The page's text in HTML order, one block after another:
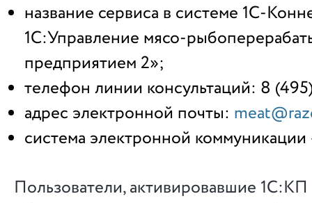
название сервиса в системе 1С-
1С:Управление мясо-
предприятием 2»;
телефон линии консультаций: 8
адрес электронной почты:
система электронной
Пользователи, активировавшие